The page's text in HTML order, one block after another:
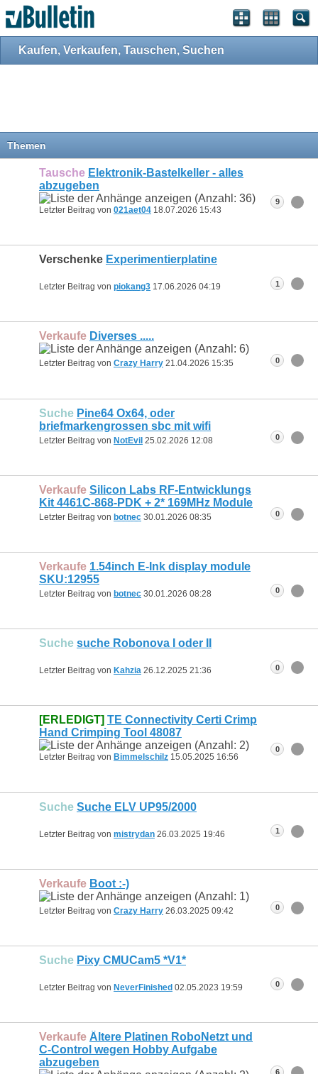
Kaufen, Verkaufen, Tauschen, Suchen
Themen
Tausche Elektronik-Bastelkeller - alles
abzugeben
Letzter Beitrag von 021aet04 18.07.2026 15:43
9
Verschenke Experimentierplatine
Letzter Beitrag von piokang3 17.06.2026 04:19 1
Verkaufe Diverses .....
Letzter Beitrag von Crazy Harry 21.04.2026 15:35 0
Suche Pine64 Ox64, oder
briefmarkengrossen sbc mit wifi
Letzter Beitrag von NotEvil 25.02.2026 12:08 0
Verkaufe Silicon Labs RF-Entwicklungs
Kit 4461C-868-PDK + 2* 169MHz Module
Letzter Beitrag von botnec 30.01.2026 08:35 0
Verkaufe 1.54inch E-Ink display module
SKU:12955
Letzter Beitrag von botnec 30.01.2026 08:28 0
Suche suche Robonova I oder II
Letzter Beitrag von Kahzia 26.12.2025 21:36 0
[ERLEDIGT] TE Connectivity Certi Crimp
Hand Crimping Tool 48087
Letzter Beitrag von Bimmelschilz 15.05.2025 16:56
0
Suche Suche ELV UP95/2000
Letzter Beitrag von mistrydan 26.03.2025 19:46 1
Verkaufe Boot :-)
Letzter Beitrag von Crazy Harry 26.03.2025 09:42 0
Suche Pixy CMUCam5 *V1*
Letzter Beitrag von NeverFinished 02.05.2023 19:59 0
Verkaufe Ältere Platinen RoboNetzt und
C-Control wegen Hobby Aufgabe
abzugeben
6